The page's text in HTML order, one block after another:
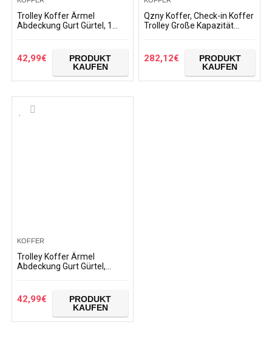
Trolley Koffer Ärmel
Abdeckung Gurt Gürtel, 1
18 bis 32 Zoll Gepäck…
42,99€
PRODUKT
KAUFEN
Qzny Koffer, Check-in Koffer
Trolley Große Kapazität
Kabinenkoffer Hardshell…
282,12€
PRODUKT
KAUFEN
KOFFER
Trolley Koffer Ärmel
Abdeckung Gurt Gürtel,
Fabric Spandex
Kofferraum…
42,99€
PRODUKT
KAUFEN